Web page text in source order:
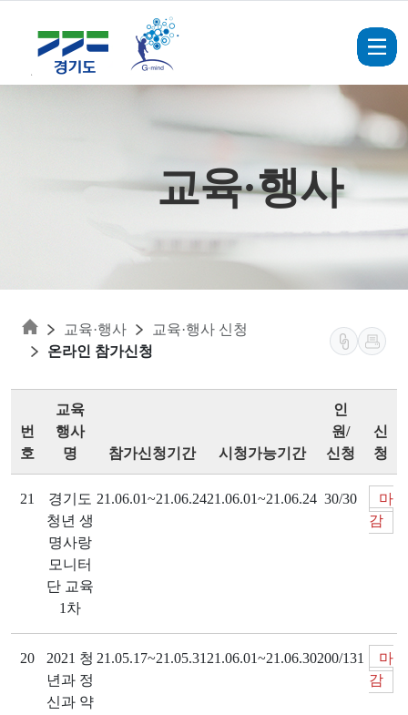
교육·행사
교육·행사
교육·행사 신청
온라인 참가신청
번
호
교육
행사
명
참가신청기간 시청가능기간
인
원/
신청
신
청
21
경기도
청년 생
명사랑
모니터
단 교육
1차
21.06.01~21.06.2421.06.01~21.06.24 30/30
마
감
20
2021 청
년과 정
신과 약
21.05.17~21.05.31 21.06.01~21.06.30200/131
마
감